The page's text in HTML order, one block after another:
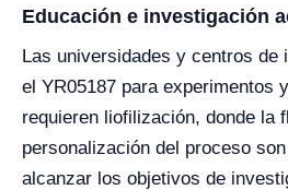
Educación e investigación
Las universidades y centros de
el YR05187 para experimentos
requieren liofilización, donde la
personalización del proceso
alcanzar los objetivos de